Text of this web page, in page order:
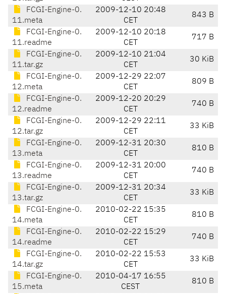
FCGI-Engine-0.
11.meta
2009-12-10 20:48
CET
843 B
FCGI-Engine-0.
11.readme
2009-12-10 20:18
CET
717 B
FCGI-Engine-0.
11.tar.gz
2009-12-10 21:04
CET
30 KiB
FCGI-Engine-0.
12.meta
2009-12-29 22:07
CET
809 B
FCGI-Engine-0.
12.readme
2009-12-20 20:29
CET
740 B
FCGI-Engine-0.
12.tar.gz
2009-12-29 22:11
CET
33 KiB
FCGI-Engine-0.
13.meta
2009-12-31 20:30
CET
810 B
FCGI-Engine-0.
13.readme
2009-12-31 20:00
CET
740 B
FCGI-Engine-0.
13.tar.gz
2009-12-31 20:34
CET
33 KiB
FCGI-Engine-0.
14.meta
2010-02-22 15:35
CET
810 B
FCGI-Engine-0.
14.readme
2010-02-22 15:29
CET
740 B
FCGI-Engine-0.
14.tar.gz
2010-02-22 15:53
CET
33 KiB
FCGI-Engine-0.
15.meta
2010-04-17 16:55
CEST
810 B